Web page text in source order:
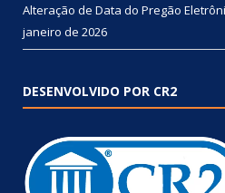
Alteração de Data do Pregão
janeiro de 2026
DESENVOLVIDO POR CR2